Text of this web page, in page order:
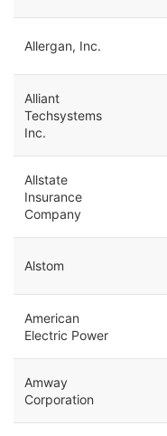
Allergan, Inc.
Alliant
Techsystems
Inc.
Allstate
Insurance
Company
Alstom
American
Electric Power
Amway
Corporation